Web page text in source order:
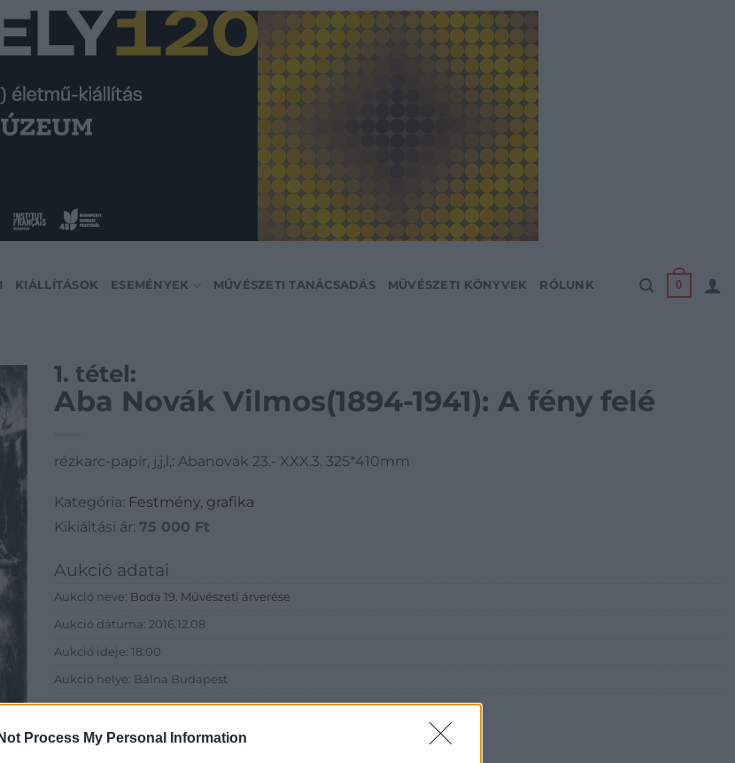
Process My Personal Information
KIÁLLÍTÁSOK ESEMÉNYEK MŰVÉSZETI TANÁCSADÁS MŰVÉSZETI KÖNYVEK RÓLUNK 0
1. tétel:
Aba Novák Vilmos(1894-1941): A fény felé
rézkarc-papír, j,j,l,: Abanovák 23.- XXX.3. 325*410mm
Kategória: Festmény, grafika
Kikiáltási ár: 75 000 Ft
Aukció adatai
Aukció neve: Boda 19. Művészeti árverése
Aukció dátuma: 2016.12.08
Aukció ideje: 18:00
Aukció helye: Bálna Budapest
Tételszám: 1